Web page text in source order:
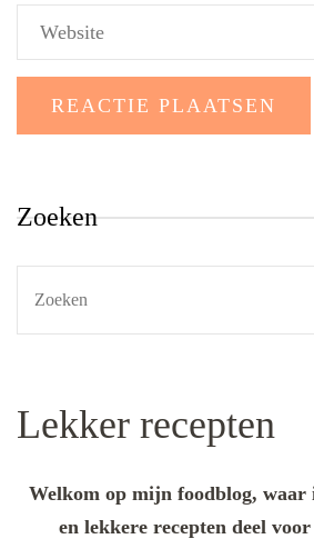
Zoeken
Lekker recepten
Welkom op mijn foodblog, waar
en lekkere recepten deel